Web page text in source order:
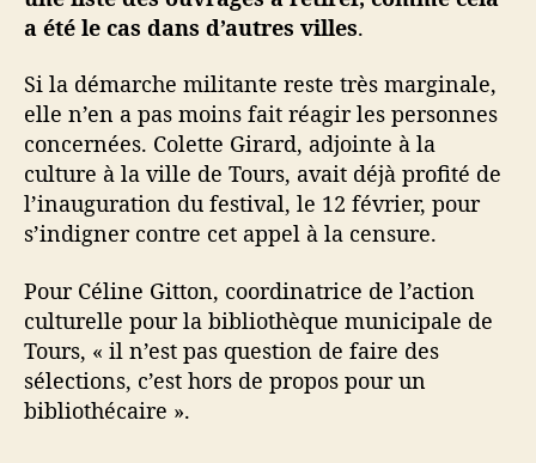
a été le cas dans d’autres villes.
Si la démarche militante reste très marginale,
elle n’en a pas moins fait réagir les personnes
concernées. Colette Girard, adjointe à la
culture à la ville de Tours, avait déjà profité de
l’inauguration du festival, le 12 février, pour
s’indigner contre cet appel à la censure.
Pour Céline Gitton, coordinatrice de l’action
culturelle pour la bibliothèque municipale de
Tours, « il n’est pas question de faire des
sélections, c’est hors de propos pour un
bibliothécaire ».